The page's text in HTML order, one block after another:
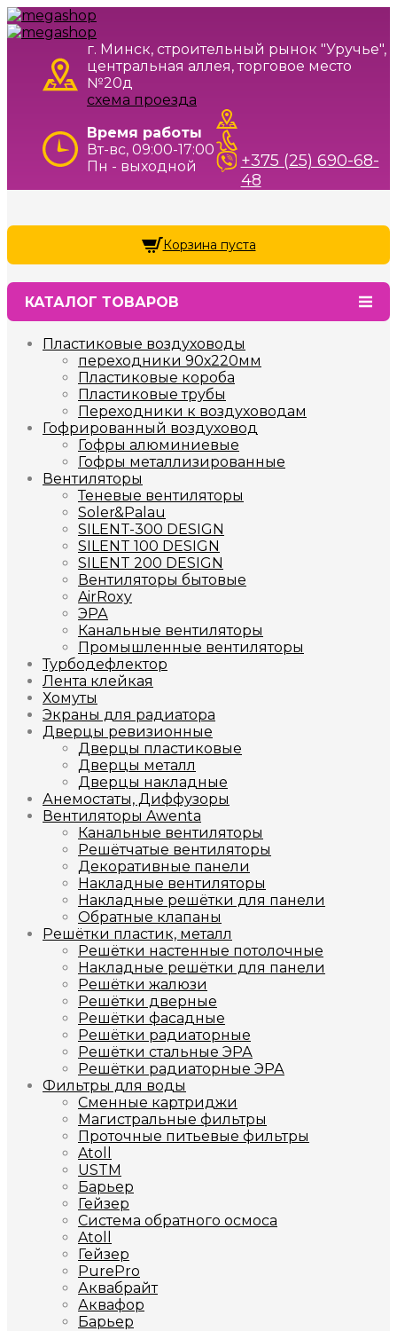
г. Минск, строительный рынок "Уручье",
центральная аллея, торговое место
№20д
схема проезда
Время работы
Вт-вс, 09:00-17:00
Пн - выходной
+375 (25) 690-68-
48
КАТАЛОГ ТОВАРОВ
Пластиковые воздуховоды
переходники 90х220мм
Пластиковые короба
Пластиковые трубы
Переходники к воздуховодам
Гофрированный воздуховод
Гофры алюминиевые
Гофры металлизированные
Вентиляторы
Теневые вентиляторы
Soler&Palau
SILENT-300 DESIGN
SILENT 100 DESIGN
SILENT 200 DESIGN
Вентиляторы бытовые
AirRoxy
ЭРА
Канальные вентиляторы
Промышленные вентиляторы
Турбодефлектор
Лента клейкая
Хомуты
Экраны для радиатора
Дверцы ревизионные
Дверцы пластиковые
Дверцы металл
Дверцы накладные
Анемостаты, Диффузоры
Вентиляторы Awenta
Канальные вентиляторы
Решётчатые вентиляторы
Декоративные панели
Накладные вентиляторы
Накладные решётки для панели
Обратные клапаны
Решётки пластик, металл
Решётки настенные потолочные
Накладные решётки для панели
Решётки жалюзи
Решётки дверные
Решётки фасадные
Решётки радиаторные
Решётки стальные ЭРА
Решётки радиаторные ЭРА
Фильтры для воды
Сменные картриджи
Магистральные фильтры
Проточные питьевые фильтры
Atoll
USTM
Барьер
Гейзер
Система обратного осмоса
Atoll
Гейзер
PurePro
Аквабрайт
Аквафор
Барьер
Корзина пуста